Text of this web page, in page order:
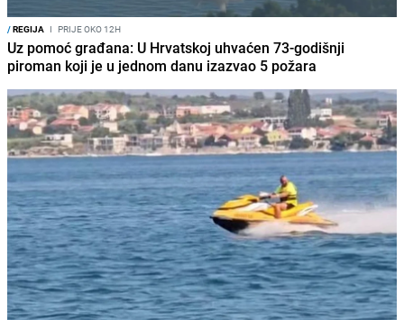
/REGIJA I PRIJE OKO 12H
Uz pomoć građana: U Hrvatskoj uhvaćen 73-godišnji
piroman koji je u jednom danu izazvao 5 požara